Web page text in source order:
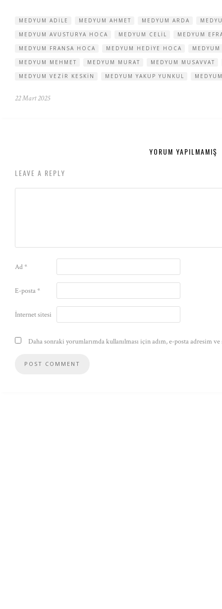
MEDYUM ADILE MEDYUM AHMET MEDYUM ARDA
MEDYUM AVUSTURYA HOCA
MEDYUM CELIL
MEDYUM
MEDYUM FRANSA HOCA
MEDYUM HEDIYE HOCA
MEDYUM MEHMET
MEDYUM MURAT
MEDYUM MUSAVVAT
MEDYUM VEZIR KESKIN
MEDYUM YAKUP YUNKUL
22 Mart 2025
YORUM YAPILMAMIŞ
LEAVE A REPLY
Ad*
E-posta*
İnternet sitesi
Daha sonraki yorumlarımda kullanılması için adım, e-posta adresim